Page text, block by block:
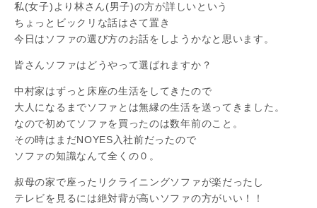
私(女子)より林さん(男子)の方が詳しいという
ちょっとビックリな話はさて置き
今日はソファの選び方のお話をしようかなと思います。
皆さんソファはどうやって選ばれますか？
中村家はずっと床座の生活をしてきたので
大人になるまでソファとは無縁の生活を送ってきました。
なので初めてソファを買ったのは数年前のこと。
その時はまだNOYES入社前だったので
ソファの知識なんて全くの０。
叔母の家で座ったリクライニングソファが楽だったし
テレビを見るには絶対背が高いソファの方がいい！！